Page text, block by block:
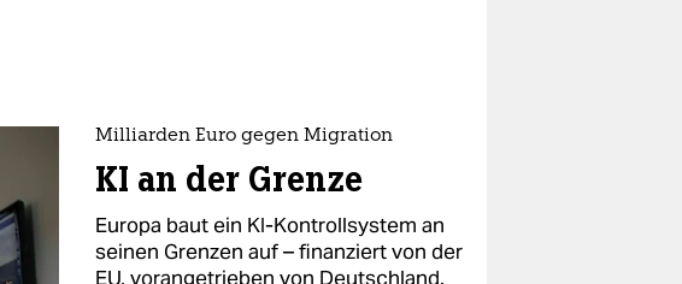
Milliarden Euro gegen Migration
KI an der Grenze
Europa baut ein KI-Kontrollsystem an
seinen Grenzen auf – finanziert von der
EU, vorangetrieben von Deutschland.